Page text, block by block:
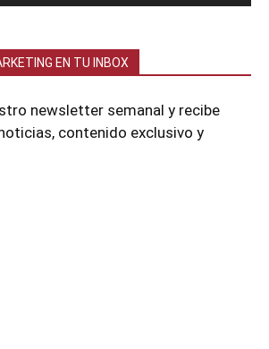
EN TU INBOX
newsletter semanal y recibe
contenido exclusivo y